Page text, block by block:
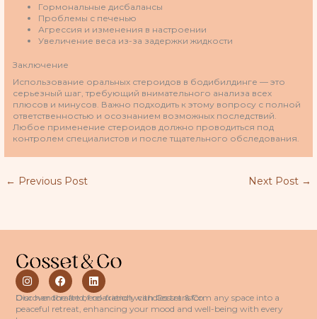
Гормональные дисбалансы
Проблемы с печенью
Агрессия и изменения в настроении
Увеличение веса из-за задержки жидкости
Заключение
Использование оральных стероидов в бодибилдинге — это
серьезный шаг, требующий внимательного анализа всех
плюсов и минусов. Важно подходить к этому вопросу с полной
ответственностью и осознанием возможных последствий.
Любое применение стероидов должно проводиться под
контролем специалистов и после тщательного обследования.
← Previous Post Next Post →
I
n
s
t
a
F
a
c
e
b
L
i
n
k
e
Discover the art of relaxation with Cosset & Co.
Our handcrafted, eco-friendly candles transform any space into a
peaceful retreat, enhancing your mood and well-being with every